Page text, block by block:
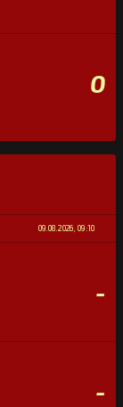
0
100%
09.08.2026, 09:10
-
-